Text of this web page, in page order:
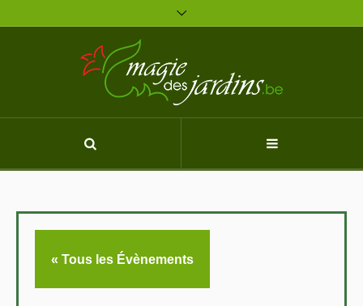
« Tous les Évènements